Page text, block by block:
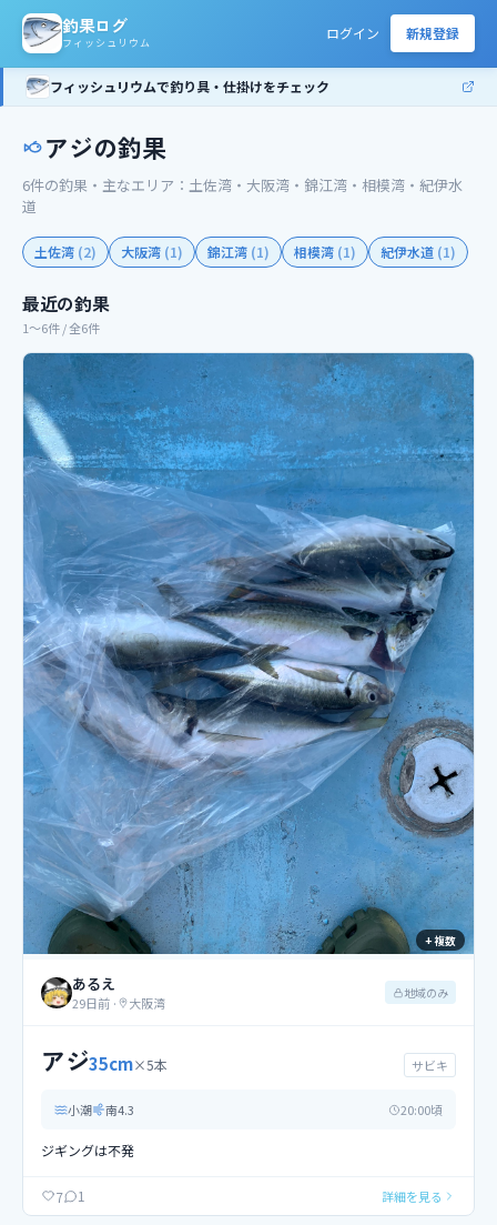
釣果ログ
フィッシュリウム
ログイン 新規登録
フィッシュリウムで釣り具・仕掛けをチェック
アジの釣果
6件の釣果 ・主なエリア： 土佐湾・大阪湾・錦江湾・相模湾・紀伊水
道
土佐湾 (2) 大阪湾 (1) 錦江湾 (1) 相模湾 (1) 紀伊水道 (1)
最近の釣果
1〜6件 / 全6件
+ 複数
あるえ
29日前 · 大阪湾
地域のみ
アジ35cm×5本 サビキ
小潮 南4.3 20:00頃
ジギングは不発
7 1 詳細を見る